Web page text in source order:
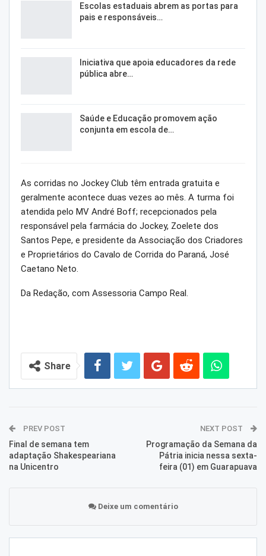
Escolas estaduais abrem as portas para
pais e responsáveis…
Iniciativa que apoia educadores da rede
pública abre…
Saúde e Educação promovem ação
conjunta em escola de…
As corridas no Jockey Club têm entrada gratuita e
geralmente acontece duas vezes ao mês. A turma foi
atendida pelo MV André Boff; recepcionados pela
responsável pela farmácia do Jockey, Zoelete dos
Santos Pepe, e presidente da Associação dos Criadores
e Proprietários do Cavalo de Corrida do Paraná, José
Caetano Neto.
Da Redação, com Assessoria Campo Real.
Share
PREV POST
Final de semana tem
adaptação Shakespeariana
na Unicentro
NEXT POST
Programação da Semana da
Pátria inicia nessa sexta-
feira (01) em Guarapuava
Deixe um comentário